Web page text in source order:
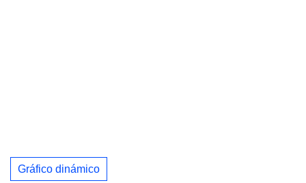
Gráfico dinámico